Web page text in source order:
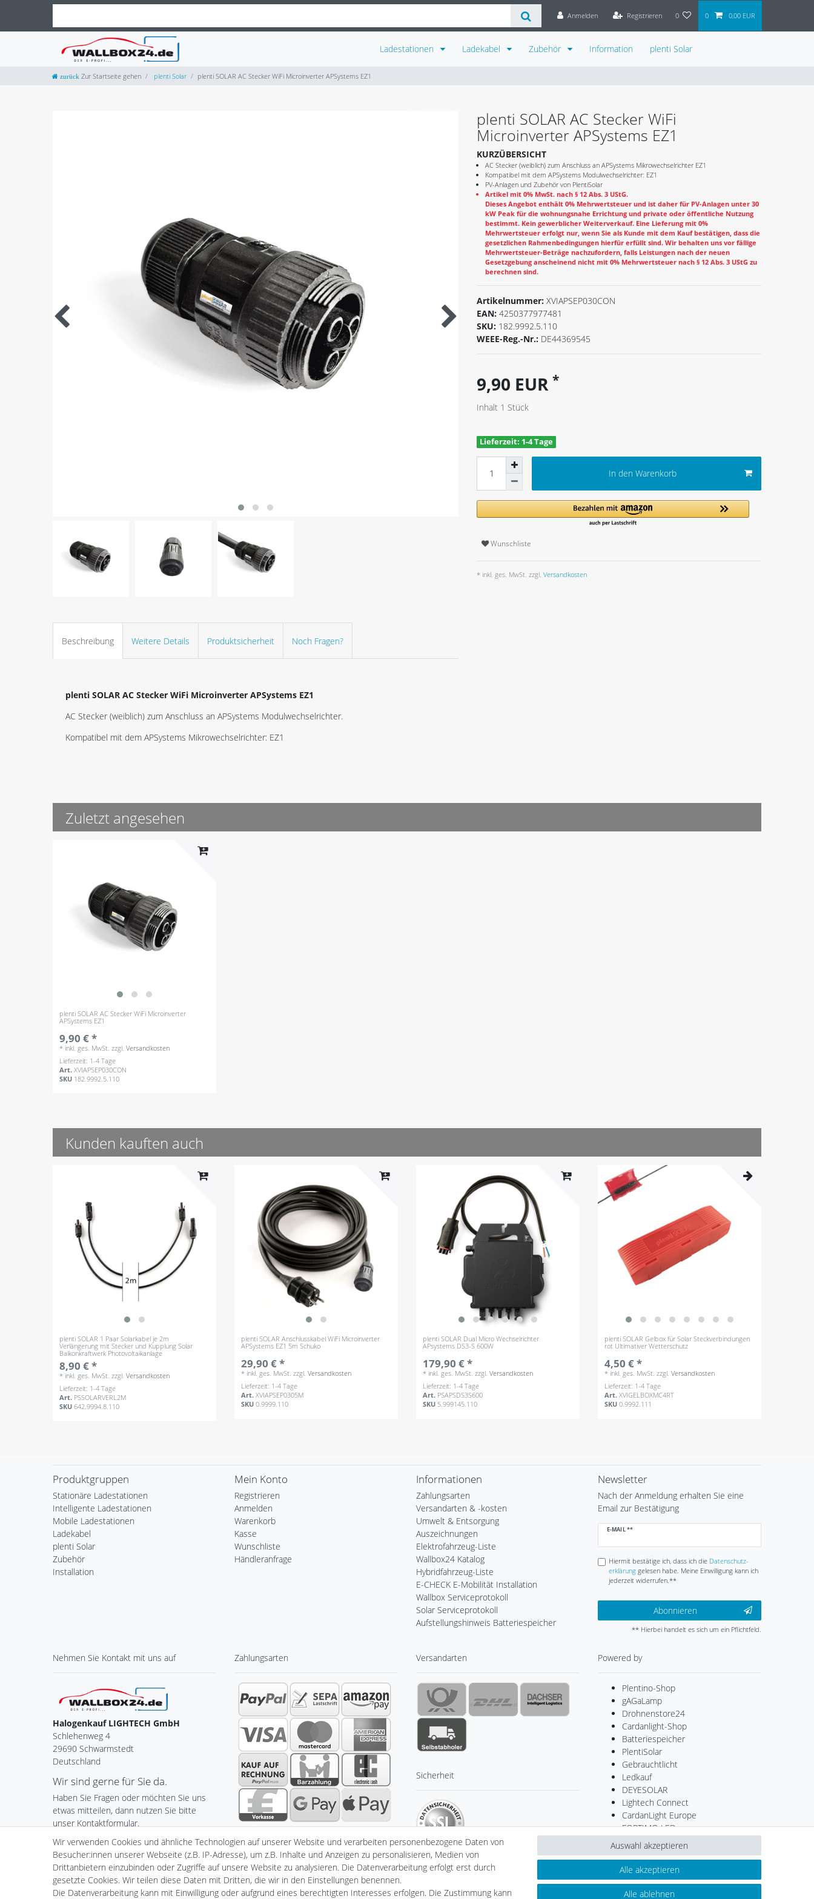
Anmelden Registrieren 0 0 0,00 EUR
Ladestationen Ladekabel Zubehör Information plenti Solar
Zur Startseite gehen plenti Solar plenti SOLAR AC Stecker WiFi Microinverter APSystems EZ1
Beschreibung Weitere Details Produktsicherheit Noch Fragen?
plenti SOLAR AC Stecker WiFi Microinverter APSystems EZ1
AC Stecker (weiblich) zum Anschluss an APSystems Modulwechselrichter.
Kompatibel mit dem APSystems Mikrowechselrichter: EZ1
plenti SOLAR AC Stecker WiFi
Microinverter APSystems EZ1
KURZÜBERSICHT
AC Stecker (weiblich) zum Anschluss an APSystems Mikrowechselrichter EZ1
Kompatibel mit dem APSystems Modulwechselrichter: EZ1
PV-Anlagen und Zubehör von PlentiSolar
Artikel mit 0% MwSt. nach § 12 Abs. 3 UStG.
Dieses Angebot enthält 0% Mehrwertsteuer und ist daher für PV-Anlagen unter 30
kW Peak für die wohnungsnahe Errichtung und private oder öffentliche Nutzung
bestimmt. Kein gewerblicher Weiterverkauf. Eine Lieferung mit 0%
Mehrwertsteuer erfolgt nur, wenn Sie als Kunde mit dem Kauf bestätigen, dass die
gesetzlichen Rahmenbedingungen hierfür erfüllt sind. Wir behalten uns vor fällige
Mehrwertsteuer-Beträge nachzufordern, falls Leistungen nach der neuen
Gesetzgebung anscheinend nicht mit 0% Mehrwertsteuer nach § 12 Abs. 3 UStG zu
berechnen sind.
Artikelnummer: XVIAPSEP030CON
EAN: 4250377977481
SKU: 182.9992.5.110
WEEE-Reg.-Nr.: DE44369545
9,90 EUR *
Inhalt 1 Stück
Lieferzeit: 1-4 Tage
In den Warenkorb
Wunschliste
* inkl. ges. MwSt. zzgl. Versandkosten
Zuletzt angesehen
plenti SOLAR AC Stecker WiFi Microinverter
APSystems EZ1
9,90 € *
* inkl. ges. MwSt. zzgl.Versandkosten
Lieferzeit: 1-4 Tage
Art.XVIAPSEP030CON
SKU 182.9992.5.110
Kunden kauften auch
plenti SOLAR 1 Paar Solarkabel je 2m
Verlängerung mit Stecker und Kupplung Solar
Balkonkraftwerk Photovoltaikanlage
8,90 € *
* inkl. ges. MwSt. zzgl.Versandkosten
Lieferzeit: 1-4 Tage
Art. PSSOLARVERL2M
SKU642.9994.8.110
plenti SOLAR Anschlusskabel WiFi Microinverter
APSystems EZ1 5m Schuko
29,90 € *
* inkl. ges. MwSt. zzgl.Versandkosten
Lieferzeit: 1-4 Tage
Art.XVIAPSEP0305M
SKU0.9999.110
plenti SOLAR Dual Micro Wechselrichter
APsystems DS3-S 600W
179,90 € *
* inkl. ges. MwSt. zzgl.Versandkosten
Lieferzeit: 1-4 Tage
Art. PSAPSDS3S600
SKU 5.999145.110
plenti SOLAR Gelbox für Solar Steckverbindungen
rot Ultimativer Wetterschutz
4,50 € *
* inkl. ges. MwSt. zzgl.Versandkosten
Lieferzeit: 1-4 Tage
Art.XVIGELBOXMC4RT
SKU0.9992.111
Produktgruppen
Stationäre Ladestationen
Intelligente Ladestationen
Mobile Ladestationen
Ladekabel
plenti Solar
Zubehör
Installation
Mein Konto
Registrieren
Anmelden
Warenkorb
Kasse
Wunschliste
Händleranfrage
Informationen
Zahlungsarten
Versandarten & -kosten
Umwelt & Entsorgung
Auszeichnungen
Elektrofahrzeug-Liste
Wallbox24 Katalog
Hybridfahrzeug-Liste
E-CHECK E-Mobilität Installation
Wallbox Serviceprotokoll
Solar Serviceprotokoll
Aufstellungshinweis Batteriespeicher
Newsletter
Nach der Anmeldung erhalten Sie eine
Email zur Bestätigung
E-MAIL **
Newsletter
Hiermit bestätige ich, dass ich die Daten­schutz­
erklärunggelesen habe. Meine Einwilligung kann ich
jederzeit widerrufen.**
Abonnieren
** Hierbei handelt es sich um ein Pflichtfeld.
Nehmen Sie Kontakt mit uns auf
Halogenkauf LIGHTECH GmbH
Schlehenweg 4
29690 Schwarmstedt
Deutschland
Wir sind gerne für Sie da.
Haben Sie Fragen oder möchten Sie uns
etwas mitteilen, dann nutzen Sie bitte
unser Kontaktformular.
Zum Kontaktformular
Zahlungsarten Versandarten
Sicherheit
Powered by
Plentino-Shop
gAGaLamp
Drohnenstore24
Cardanlight-Shop
Batteriespeicher
PlentiSolar
Gebrauchtlicht
Ledkauf
DEYESOLAR
Lightech Connect
CardanLight Europe
FORTIMO LEDs
LED-RETROSHOP
MeinUSB
Wir verwenden Cookies und ähnliche Technologien auf unserer Website und verarbeiten personenbezogene Daten von
Besucher:innen unserer Webseite (z.B. IP-Adresse), um z.B. Inhalte und Anzeigen zu personalisieren, Medien von
Drittanbietern einzubinden oder Zugriffe auf unsere Website zu analysieren. Die Datenverarbeitung erfolgt erst durch
gesetzte Cookies. Wir teilen diese Daten mit Dritten, die wir in den Einstellungen benennen.
Die Datenverarbeitung kann mit Einwilligung oder aufgrund eines berechtigten Interesses erfolgen. Die Zustimmung kann
Alle akzeptieren
Alle ablehnen
Auswahl akzeptieren